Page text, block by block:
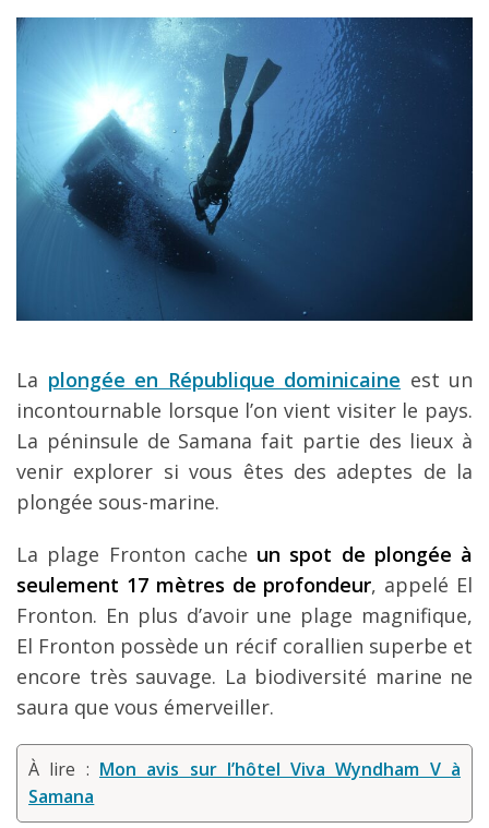
La plongée en République dominicaine est un
incontournable lorsque l’on vient visiter le pays.
La péninsule de Samana fait partie des lieux à
venir explorer si vous êtes des adeptes de la
plongée sous-marine.
La plage Fronton cache un spot de plongée à
seulement 17 mètres de profondeur, appelé El
Fronton. En plus d’avoir une plage magnifique,
El Fronton possède un récif corallien superbe et
encore très sauvage. La biodiversité marine ne
saura que vous émerveiller.
À lire : Mon avis sur l’hôtel Viva Wyndham V à
Samana